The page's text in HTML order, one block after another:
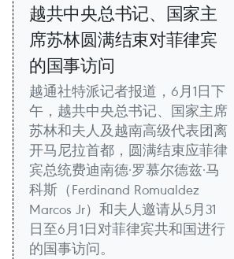
越共中央总书记、国家主
席苏林圆满结束对菲律宾
的国事访问
越通社特派记者报道，6月1日下
午，越共中央总书记、国家主席
苏林和夫人及越南高级代表团离
开马尼拉首都，圆满结束应菲律
宾总统费迪南德·罗慕尔德兹·马
科斯（Ferdinand Romualdez
Marcos Jr）和夫人邀请从5月31
日至6月1日对菲律宾共和国进行
的国事访问。